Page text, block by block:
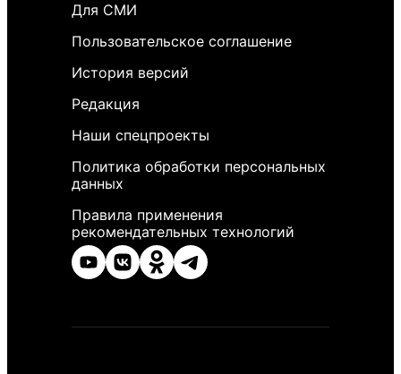
Для СМИ
Пользовательское соглашение
История версий
Редакция
Наши спецпроекты
Политика обработки персональных
данных
Правила применения
рекомендательных технологий